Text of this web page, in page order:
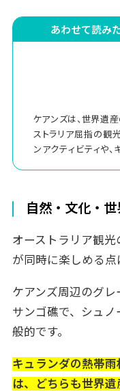
あわせて読み
ケアンズは、世界遺
ストラリア屈指の観
ンアクティビティや
しょうか。 この記事では、初めてのケアンズ旅行でも効率よく
りやすく紹介します
の注意点も解説する
自然・文化・
オーストラリア観
が同時に楽しめる点
ケアンズ周辺のグ
サンゴ礁で、シュ
般的です。
キュランダの熱帯
は、どちらも世界